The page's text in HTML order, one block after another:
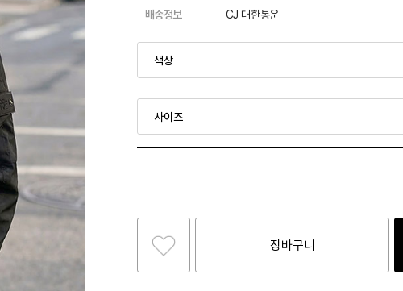
배송정보
CJ 대한통운
장바구니